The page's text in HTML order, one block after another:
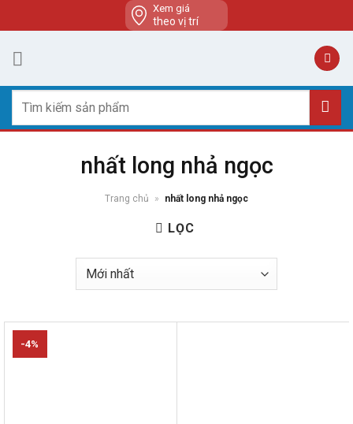
to
content
Xem giá
theo vị trí
kiếm:
nhất long nhả ngọc
Trang chủ » nhất long nhả ngọc
LỌC
-4%